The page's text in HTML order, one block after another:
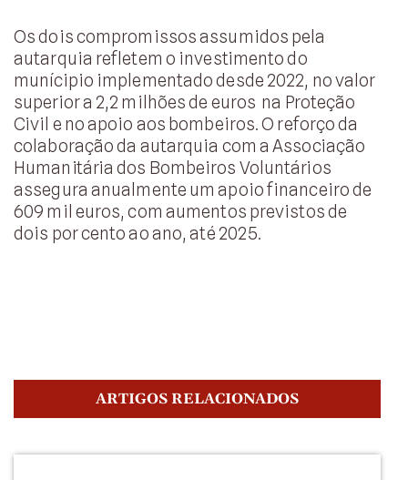
Os dois compromissos assumidos pela
autarquia refletem o investimento do
munícipio implementado desde 2022, no valor
superior a 2,2 milhões de euros na Proteção
Civil e no apoio aos bombeiros. O reforço da
colaboração da autarquia com a Associação
Humanitária dos Bombeiros Voluntários
assegura anualmente um apoio financeiro de
609 mil euros, com aumentos previstos de
dois por cento ao ano, até 2025.
ARTIGOS RELACIONADOS